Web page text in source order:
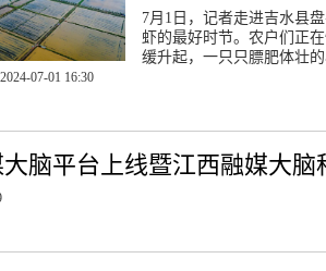
7月1日，记者走进吉水县
虾的最好时节。农户们正
缓升起，一只只膘肥体壮
2024-07-01 16:30
脑平台上线暨江西融媒大脑